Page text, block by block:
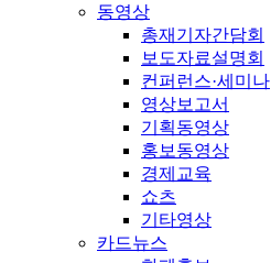
동영상
총재기자간담회
보도자료설명회
컨퍼런스·세미나
영상보고서
기획동영상
홍보동영상
경제교육
쇼츠
기타영상
카드뉴스